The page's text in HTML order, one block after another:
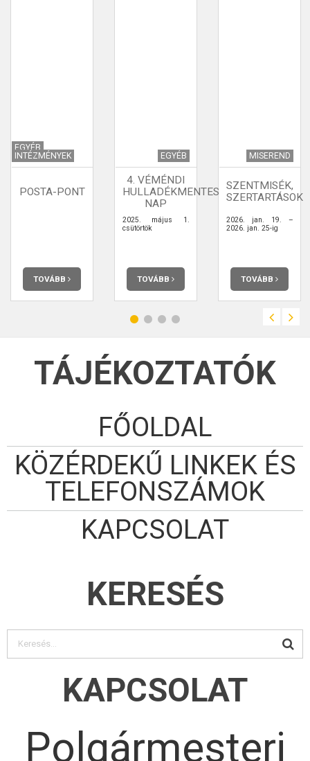
EGYÉB
INTÉZMÉNYEK
POSTA-PONT
TOVÁBB
EGYÉB
4. VÉMÉNDI
HULLADÉKMENTES
NAP
2025. május 1.
csütörtök
TOVÁBB
MISEREND
SZENTMISÉK,
SZERTARTÁSOK
2026. jan. 19. –
2026. jan. 25-ig
TOVÁBB
TÁJÉKOZTATÓK
FŐOLDAL
KÖZÉRDEKŰ LINKEK ÉS
TELEFONSZÁMOK
KAPCSOLAT
KERESÉS
KAPCSOLAT
Polgármesteri